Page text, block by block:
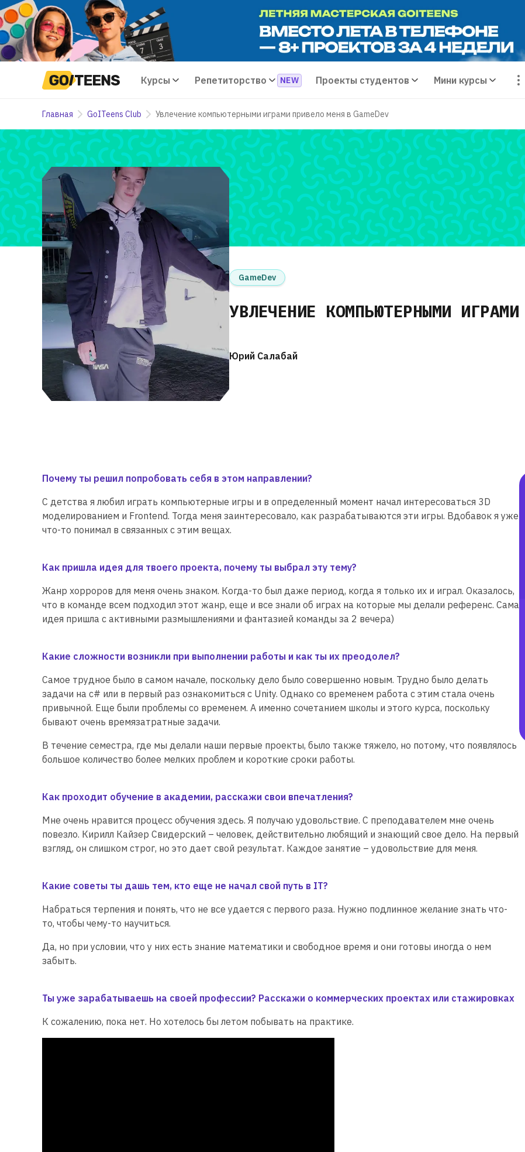
Курсы Репетиторство Проекты студентов Мини курсы
Главная GoITeens Club Увлечение компьютерными играми привело меня в GameDev
GameDev
УВЛЕЧЕНИЕ КОМПЬЮТЕРНЫМИ ИГРАМИ
Юрий Салабай
Почему ты решил попробовать себя в этом направлении?
С детства я любил играть компьютерные игры и в определенный момент начал интересоваться 3D
моделированием и Frontend. Тогда меня заинтересовало, как разрабатываются эти игры. Вдобавок я уже
что-то понимал в связанных с этим вещах.
Как пришла идея для твоего проекта, почему ты выбрал эту тему?
Жанр хорроров для меня очень знаком. Когда-то был даже период, когда я только их и играл. Оказалось,
что в команде всем подходил этот жанр, еще и все знали об играх на которые мы делали референс. Сама
идея пришла с активными размышлениями и фантазией команды за 2 вечера)
Какие сложности возникли при выполнении работы и как ты их преодолел?
Самое трудное было в самом начале, поскольку дело было совершенно новым. Трудно было делать
задачи на с# или в первый раз ознакомиться с Unity. Однако со временем работа с этим стала очень
привычной. Еще были проблемы со временем. А именно сочетанием школы и этого курса, поскольку
бывают очень времязатратные задачи.
В течение семестра, где мы делали наши первые проекты, было также тяжело, но потому, что появлялось
большое количество более мелких проблем и короткие сроки работы.
Как проходит обучение в академии, расскажи свои впечатления?
Мне очень нравится процесс обучения здесь. Я получаю удовольствие. С преподавателем мне очень
повезло. Кирилл Кайзер Свидерский – человек, действительно любящий и знающий свое дело. На первый
взгляд, он слишком строг, но это дает свой результат. Каждое занятие – удовольствие для меня.
Какие советы ты дашь тем, кто еще не начал свой путь в ІТ?
Набраться терпения и понять, что не все удается с первого раза. Нужно подлинное желание знать что-
то, чтобы чему-то научиться.
Да, но при условии, что у них есть знание математики и свободное время и они готовы иногда о нем
забыть.
Ты уже зарабатываешь на своей профессии? Расскажи о коммерческих проектах или стажировках
К сожалению, пока нет. Но хотелось бы летом побывать на практике.